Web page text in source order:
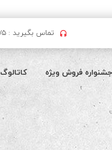
تماس بگیرید : ۰۴۱۳۵۲۶۶۸۷۵ | ۰۹۱۴۶۹۱۳۴۰۰
جشنواره فروش ویژه کاتالوگ